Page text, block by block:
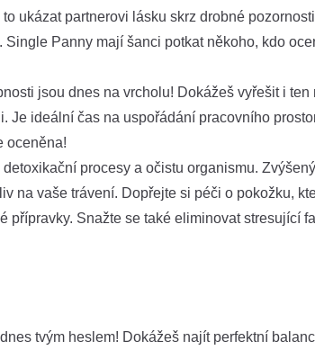
ukázat partnerovi lásku skrz drobné
Single Panny mají šanci potkat někoho, kdo
jsou dnes na vrcholu! Dokážeš vyřešit i
Je ideální čas na uspořádání pracovního
oceněna!
procesy a očistu organismu.
na vaše trávení. Dopřejte si péči o pokožku,
přípravky. Snažte se také eliminovat stresující
tvým heslem! Dokážeš najít perfektní